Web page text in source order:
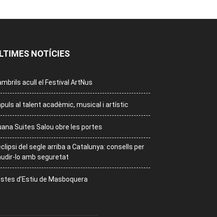
NOTÍCIES
acull el Festival ArtNus
al talent acadèmic, musical i artístic
Suites Salou obre les portes
del segle arriba a Catalunya: consells per
lo amb seguretat
d’Estiu de Masboquera